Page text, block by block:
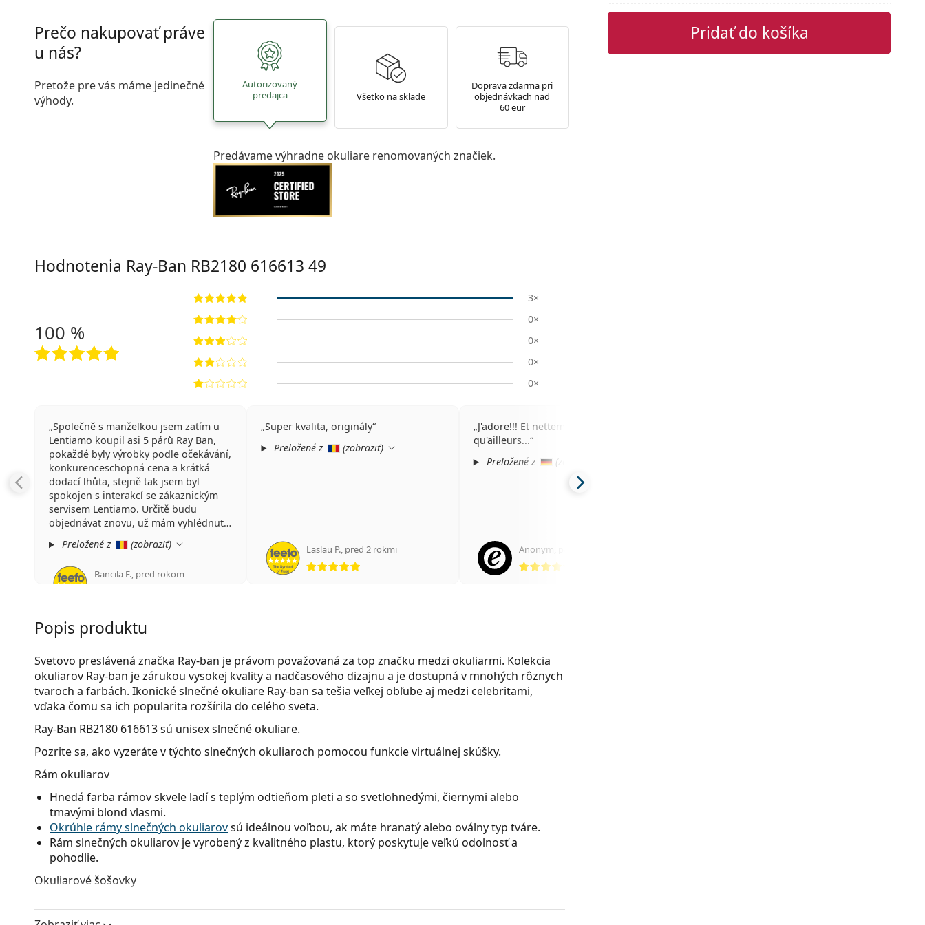
Pridať do košíka
Prečo nakupovať práve
u nás?
Pretože pre vás máme jedinečné
výhody.
Autorizovaný
predajca
Všetko na sklade
Doprava zdarma pri
objednávkach nad
60 eur
Predávame výhradne okuliare renomovaných značiek.
Hodnotenia Ray-Ban RB2180 616613 49
100 %
3×
0×
0×
0×
0×
Společně s manželkou jsem zatím u
Lentiamo koupil asi 5 párů Ray Ban,
pokaždé byly výrobky podle očekávání,
konkurenceschopná cena a krátká
dodací lhůta, stejně tak jsem byl
spokojen s interakcí se zákaznickým
servisem Lentiamo. Určitě budu
objednávat znovu, už mám vyhlédnuté
další dva páry RB :) Co bych mohl
doporučit, větší výběr velikostí/čísel,
zejména větší velikosti 54/58 atd.
Preložené z (zobraziť)
Bancila F., pred rokom
Super kvalita, originály
Preložené z
(zobraziť)
Laslau P., pred 2 rokmi
J'adore!!! Et nettement moins cher
qu'ailleurs...
Preložené z
(zobraziť
Anonym
Popis produktu
Svetovo preslávená značka Ray-ban je právom považovaná za top značku medzi okuliarmi. Kolekcia
okuliarov Ray-ban je zárukou vysokej kvality a nadčasového dizajnu a je dostupná v mnohých rôznych
tvaroch a farbách. Ikonické slnečné okuliare Ray-ban sa tešia veľkej obľube aj medzi celebritami,
vďaka čomu sa ich popularita rozšírila do celého sveta.
Ray-Ban RB2180 616613sú unisex slnečné okuliare.
Pozrite sa, ako vyzeráte v týchto slnečných okuliaroch pomocou funkcie virtuálnej skúšky.
Rám okuliarov
Hnedá farba rámov skvele ladí s teplým odtieňom pleti a so svetlohnedými, čiernymi alebo
tmavými blond vlasmi.
Okrúhle rámy slnečných okuliarovsú ideálnou voľbou, ak máte hranatý alebo oválny typ tváre.
Rám slnečných okuliarov je vyrobený z kvalitného plastu, ktorý poskytuje veľkú odolnosť a
pohodlie.
Okuliarové šošovky
Majú všestranné použitie a sú odporúčané ľuďom, ktorí trpia krátkozrakosťou.